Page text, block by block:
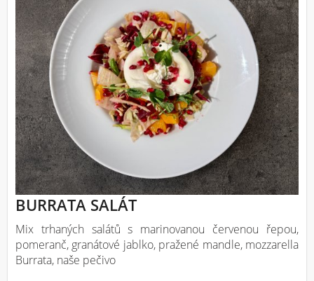
BURRATA SALÁT
Mix trhaných salátů s marinovanou červenou řepou,
pomeranč, granátové jablko, pražené mandle, mozzarella
Burrata, naše pečivo